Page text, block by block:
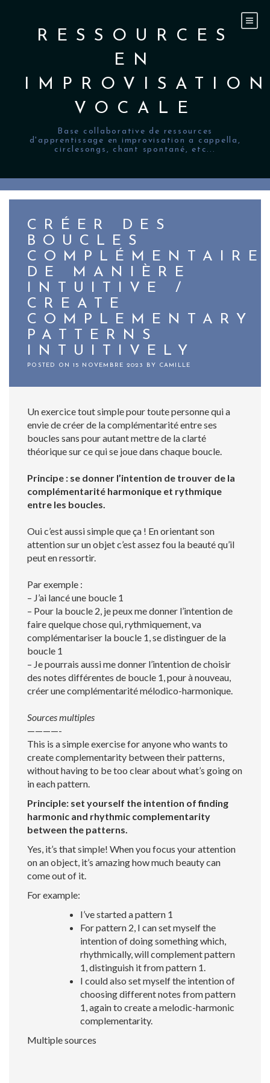
RESSOURCES
EN
VOCALE
Base collaborative de ressources
d'apprentissage en improvisation a cappella,
circlesongs, chant spontané, etc...
CRÉER DES
BOUCLES
DE MANIÈRE
INTUITIVE /
CREATE
COMPLEMENTARY
PATTERNS
INTUITIVELY
POSTED ON 15 NOVEMBRE 2023 BY CAMILLE
Un exercice tout simple pour toute personne qui a
envie de créer de la complémentarité entre ses
boucles sans pour autant mettre de la clarté
théorique sur ce qui se joue dans chaque boucle.
Principe : se donner l’intention de trouver de la
complémentarité harmonique et rythmique
entre les boucles.
Oui c’est aussi simple que ça ! En orientant son
attention sur un objet c’est assez fou la beauté qu’il
peut en ressortir.
Par exemple :
– J’ai lancé une boucle 1
– Pour la boucle 2, je peux me donner l’intention de
faire quelque chose qui, rythmiquement, va
complémentariser la boucle 1, se distinguer de la
boucle 1
– Je pourrais aussi me donner l’intention de choisir
des notes différentes de boucle 1, pour à nouveau,
créer une complémentarité mélodico-harmonique.
Sources multiples
————-
This is a simple exercise for anyone who wants to
create complementarity between their patterns,
without having to be too clear about what’s going on
in each pattern.
Principle: set yourself the intention of finding
harmonic and rhythmic complementarity
between the patterns.
Yes, it’s that simple! When you focus your attention
on an object, it’s amazing how much beauty can
come out of it.
For example:
I’ve started a pattern 1
For pattern 2, I can set myself the
intention of doing something which,
rhythmically, will complement pattern
1, distinguish it from pattern 1.
I could also set myself the intention of
choosing different notes from pattern
1, again to create a melodic-harmonic
complementarity.
Multiple sources